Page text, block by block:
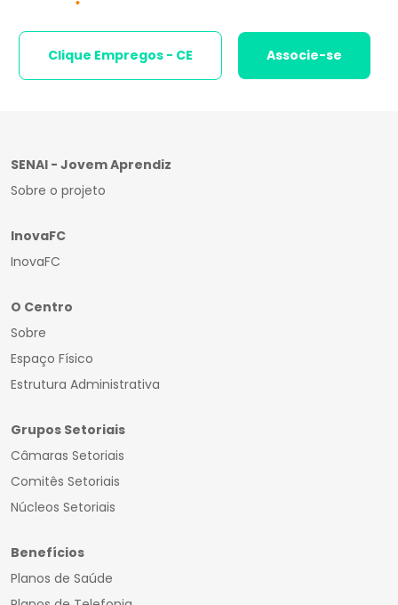
Clique Empregos - CE Associe-se
SENAI - Jovem Aprendiz
Sobre o projeto
InovaFC
InovaFC
O Centro
Sobre
Espaço Físico
Estrutura Administrativa
Grupos Setoriais
Câmaras Setoriais
Comitês Setoriais
Núcleos Setoriais
Benefícios
Planos de Saúde